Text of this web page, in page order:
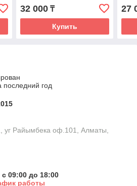
32 000₸
Купить
27
последний год
уг Райымбека оф.101, Алматы,
09:00 до 18:00
работы